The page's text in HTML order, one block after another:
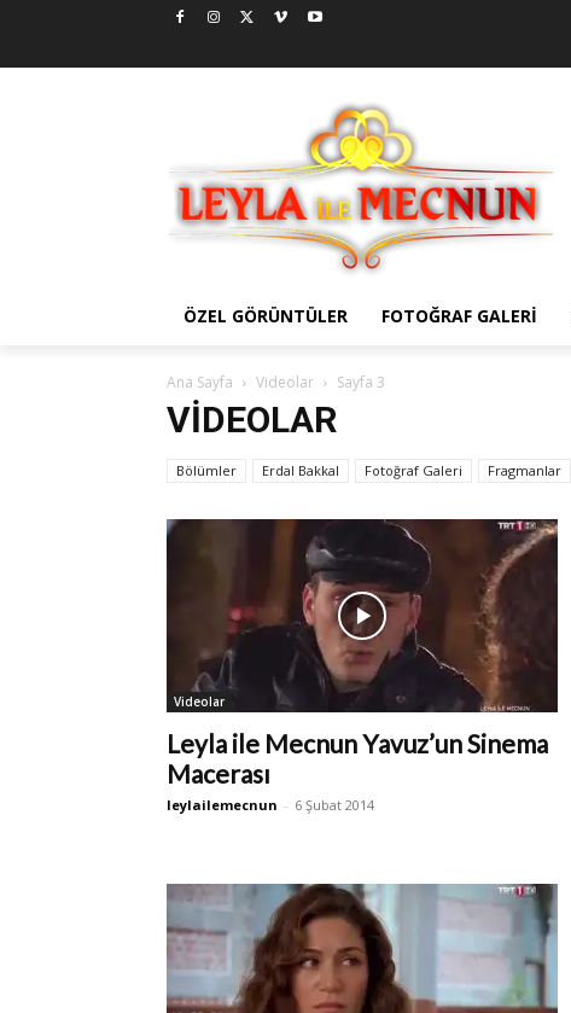
ÖZEL GÖRÜNTÜLER FOTOĞRAF GALERI
Ana Sayfa Videolar Sayfa 3
VIDEOLAR
Bölümler Erdal Bakkal Fotoğraf Galeri Fragmanlar
Videolar
Leyla ile Mecnun Yavuz’un Sinema
Macerası
leylailemecnun - 6 Şubat 2014